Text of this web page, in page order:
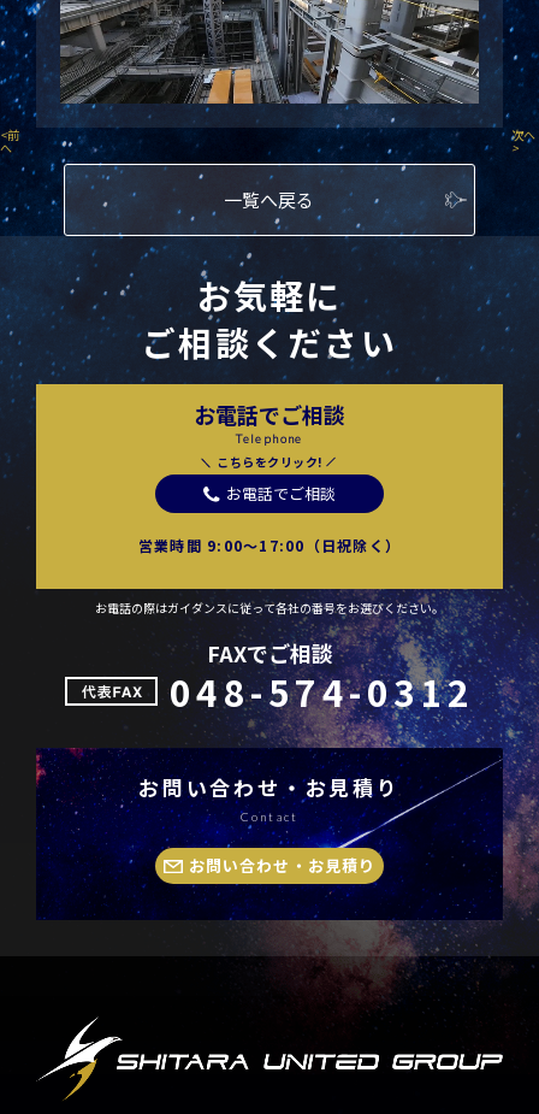
<前
へ
一覧へ戻る
次へ
>
お気軽に
ご相談ください
お電話でご相談
Telephone
こちらをクリック!
お電話でご相談
営業時間 9:00〜17:00（日祝除く）
お電話の際はガイダンスに従って各社の番号をお選びください。
FAXでご相談
048-574-0312
お問い合わせ・お見積り
Contact
お問い合わせ・お見積り